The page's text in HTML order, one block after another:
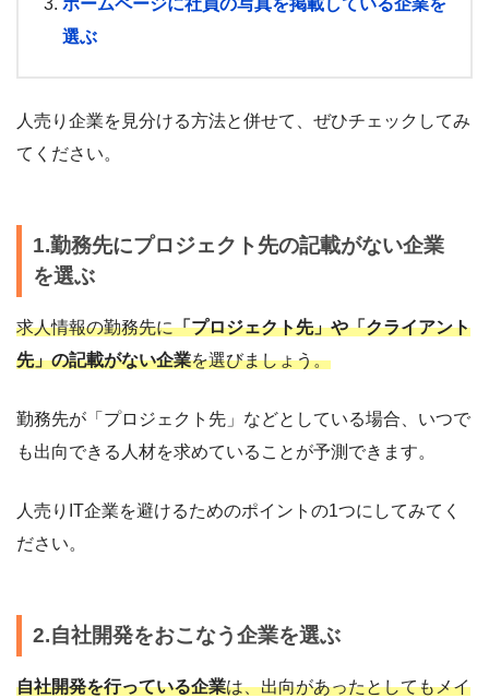
ホームページに社員の写真を掲載している企業を
選ぶ
人売り企業を見分ける方法と併せて、ぜひチェックしてみ
てください。
1.勤務先にプロジェクト先の記載がない企業
を選ぶ
求人情報の勤務先に「プロジェクト先」や「クライアント
先」の記載がない企業を選びましょう。
勤務先が「プロジェクト先」などとしている場合、いつで
も出向できる人材を求めていることが予測できます。
人売りIT企業を避けるためのポイントの1つにしてみてく
ださい。
2.自社開発をおこなう企業を選ぶ
自社開発を行っている企業は、出向があったとしてもメイ